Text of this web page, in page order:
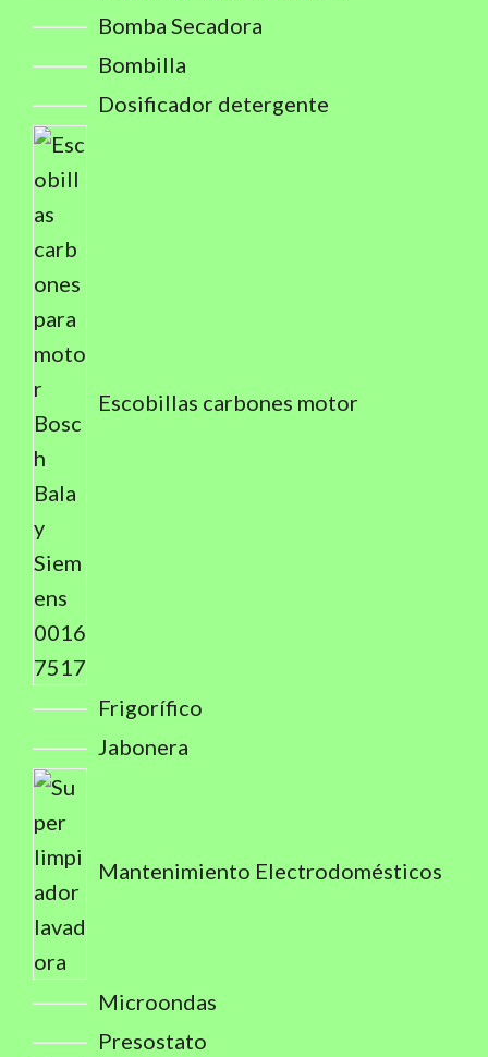
Bomba Secadora
Bombilla
Dosificador detergente
Escobillas carbones motor
Frigorífico
Jabonera
Mantenimiento Electrodomésticos
Microondas
Presostato